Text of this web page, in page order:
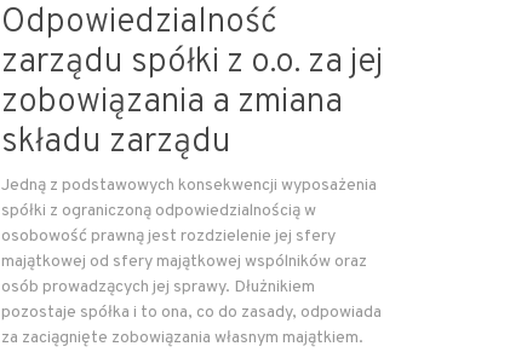
Odpowiedzialność
zarządu spółki z o.o. za jej
zobowiązania a zmiana
składu zarządu
Jedną z podstawowych konsekwencji wyposażenia
spółki z ograniczoną odpowiedzialnością w
osobowość prawną jest rozdzielenie jej sfery
majątkowej od sfery majątkowej wspólników oraz
osób prowadzących jej sprawy. Dłużnikiem
pozostaje spółka i to ona, co do zasady, odpowiada
za zaciągnięte zobowiązania własnym majątkiem.